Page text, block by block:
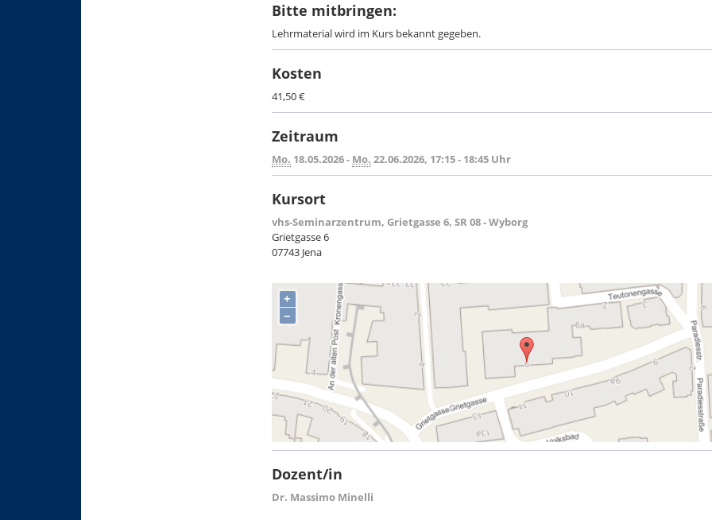
Bitte mitbringen:
Lehrmaterial wird im Kurs bekannt gegeben.
Kosten
41,50 €
Zeitraum
Mo. 18.05.2026 - Mo. 22.06.2026, 17:15 - 18:45 Uhr
Kursort
vhs-Seminarzentrum, Grietgasse 6, SR 08 - Wyborg
Grietgasse 6
07743 Jena
+
−
Dozent/in
Dr. Massimo Minelli